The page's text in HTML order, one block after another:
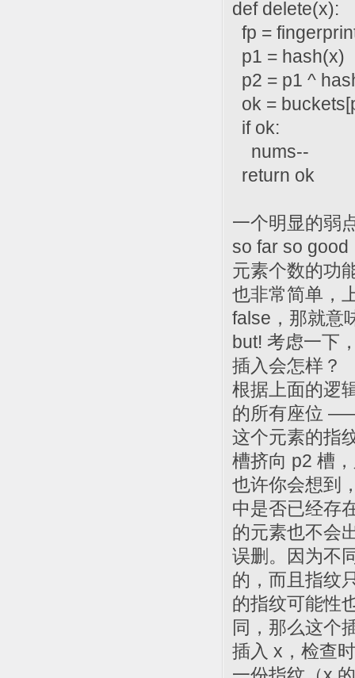
def delete(x):
fp =
p1 = hash(x)
p2 = p1 ^
ok =
if ok:
nums--
return ok
一个明显的弱
so far so good
元素个数的功
也非常简单，
false，那就意
but! 考虑一下
插入会怎样？
根据上面的逻
的所有座位
这个元素的指
槽挤向 p2 槽
也许你会想到
中是否已经存
的元素也不会
误删。因为不
的，而且指纹
的指纹可能性
同，那么这个
插入 x，检查